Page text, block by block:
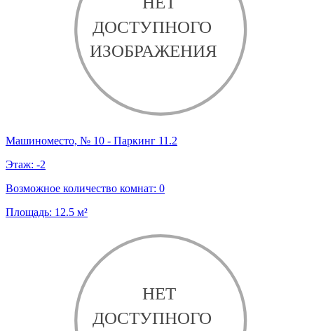
Машиноместо, № 10 - Паркинг 11.2
Этаж: -2
Возможное количество комнат: 0
Площадь: 12.5 м²